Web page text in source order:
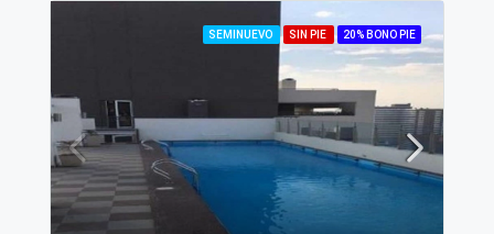
SEMINUEVO SIN PIE 20% BONO PIE